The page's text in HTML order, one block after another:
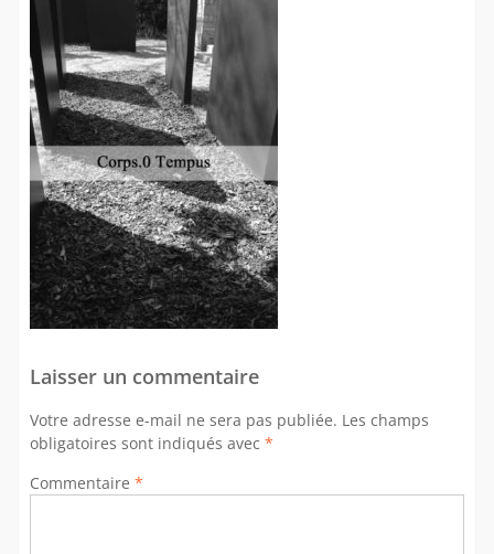
Laisser un commentaire
Votre adresse e-mail ne sera pas publiée. Les champs
obligatoires sont indiqués avec *
Commentaire *